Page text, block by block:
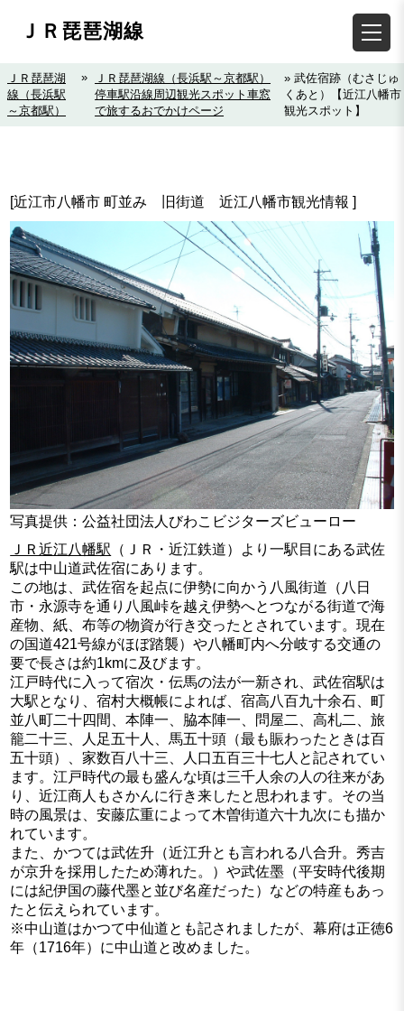
ＪＲ琵琶湖線
ＪＲ琵琶湖
線（長浜駅
～京都駅）
»
ＪＲ琵琶湖線（長浜駅～京都駅）
停車駅沿線周辺観光スポット車窓
で旅するおでかけページ
» 武佐宿跡（むさじゅ
くあと）【近江八幡市
観光スポット】
[近江市八幡市 町並み 旧街道 近江八幡市観光情報 ]
写真提供：公益社団法人びわこビジターズビューロー
ＪＲ近江八幡駅 （ＪＲ・近江鉄道）より一駅目にある武佐
駅は中山道武佐宿にあります。
この地は、武佐宿を起点に伊勢に向かう八風街道（八日
市・永源寺を通り八風峠を越え伊勢へとつながる街道で海
産物、紙、布等の物資が行き交ったとされています。現在
の国道421号線がほぼ踏襲）や八幡町内へ分岐する交通の
要で長さは約1kmに及びます。
江戸時代に入って宿次・伝馬の法が一新され、武佐宿駅は
大駅となり、宿村大概帳によれば、宿高八百九十余石、町
並八町二十四間、本陣一、脇本陣一、問屋二、高札二、旅
籠二十三、人足五十人、馬五十頭（最も賑わったときは百
五十頭）、家数百八十三、人口五百三十七人と記されてい
ます。江戸時代の最も盛んな頃は三千人余の人の往来があ
り、近江商人もさかんに行き来したと思われます。その当
時の風景は、安藤広重によって木曽街道六十九次にも描か
れています。
また、かつては武佐升（近江升とも言われる八合升。秀吉
が京升を採用したため薄れた。）や武佐墨（平安時代後期
には紀伊国の藤代墨と並び名産だった）などの特産もあっ
たと伝えられています。
※中山道はかつて中仙道とも記されましたが、幕府は正徳6
年（1716年）に中山道と改めました。